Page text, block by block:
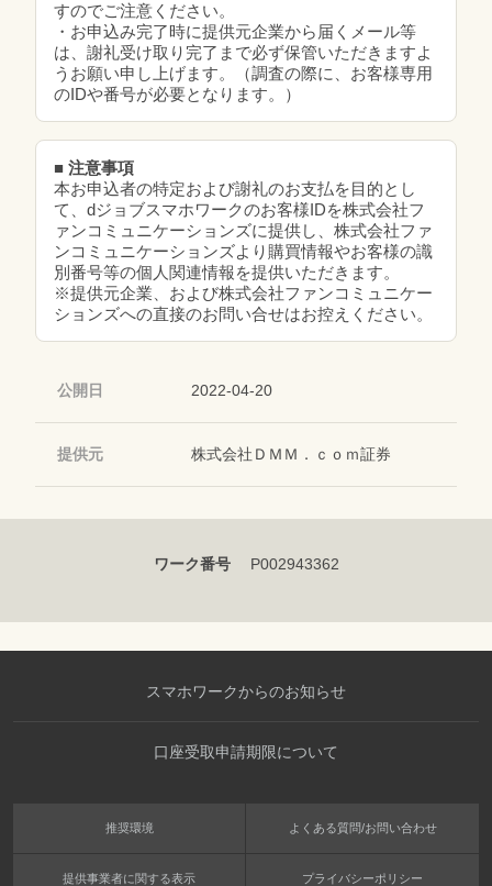
すのでご注意ください。
・お申込み完了時に提供元企業から届くメール等
は、謝礼受け取り完了まで必ず保管いただきますよ
うお願い申し上げます。（調査の際に、お客様専用
のIDや番号が必要となります。）
■ 注意事項
本お申込者の特定および謝礼のお支払を目的とし
て、dジョブスマホワークのお客様IDを株式会社フ
ァンコミュニケーションズに提供し、株式会社ファ
ンコミュニケーションズより購買情報やお客様の識
別番号等の個人関連情報を提供いただきます。
※提供元企業、および株式会社ファンコミュニケー
ションズへの直接のお問い合せはお控えください。
公開日 2022-04-20
提供元 株式会社ＤＭＭ．ｃｏｍ証券
ワーク番号 P002943362
スマホワークからのお知らせ
口座受取申請期限について
推奨環境 よくある質問/お問い合わせ
提供事業者に関する表示 プライバシーポリシー